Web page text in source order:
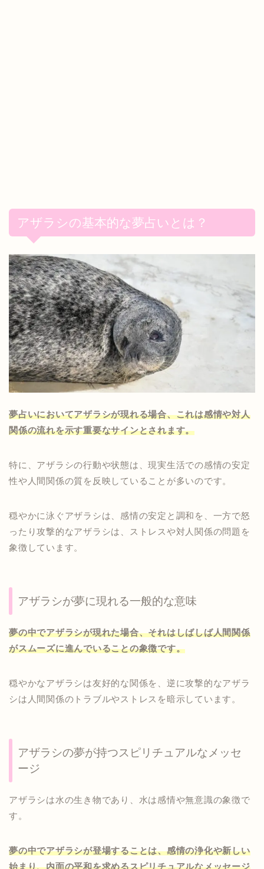
アザラシの基本的な夢占いとは？
夢占いにおいてアザラシが現れる場合、これは感情や対人
関係の流れを示す重要なサインとされます。
特に、アザラシの行動や状態は、現実生活での感情の安定
性や人間関係の質を反映していることが多いのです。
穏やかに泳ぐアザラシは、感情の安定と調和を、一方で怒
ったり攻撃的なアザラシは、ストレスや対人関係の問題を
象徴しています。
アザラシが夢に現れる一般的な意味
夢の中でアザラシが現れた場合、それはしばしば人間関係
がスムーズに進んでいることの象徴です。
穏やかなアザラシは友好的な関係を、逆に攻撃的なアザラ
シは人間関係のトラブルやストレスを暗示しています。
アザラシの夢が持つスピリチュアルなメッセ
ージ
アザラシは水の生き物であり、水は感情や無意識の象徴で
す。
夢の中でアザラシが登場することは、感情の浄化や新しい
始まり、内面の平和を求めるスピリチュアルなメッセージ